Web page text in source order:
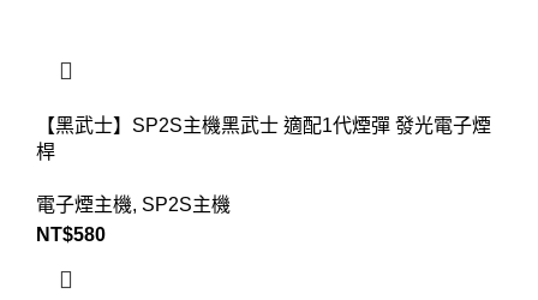
【黑武士】SP2S主機黑武士 適配1代煙彈 發光電子煙
桿
電子煙主機, SP2S主機
NT$580